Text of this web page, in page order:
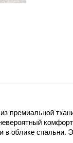
премиальной
облике спальни.